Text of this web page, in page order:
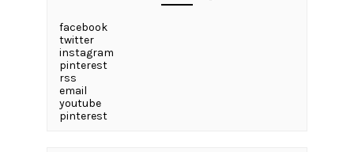
facebook
twitter
instagram
pinterest
rss
email
youtube
pinterest